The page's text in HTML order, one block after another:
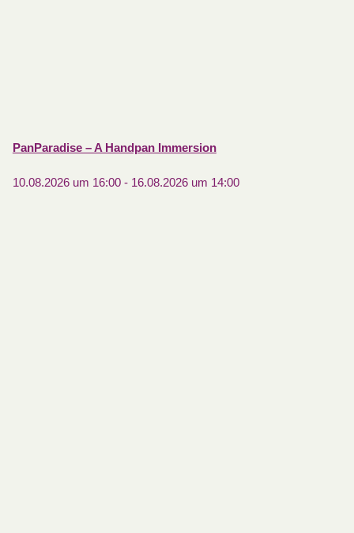
PanParadise – A Handpan Immersion
10.08.2026 um 16:00- 16.08.2026 um 14:00